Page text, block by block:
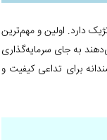
دارد. اولین و مهم‌ترین
به جای سرمایه‌گذاری
برای تداعی کیفیت و